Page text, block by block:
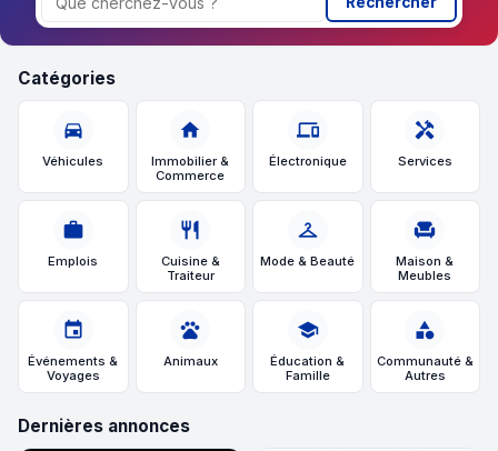
Catégories
directions_car
Véhicules
home
Immobilier &
Commerce
devices
Électronique
handyman
Services
work
Emplois
restaurant
Cuisine &
Traiteur
checkroom
Mode & Beauté
chair
Maison &
Meubles
event
Événements &
Voyages
pets
Animaux
school
Éducation &
Famille
category
Communauté &
Autres
Dernières annonces